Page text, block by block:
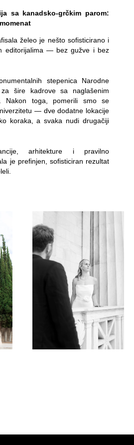
sa kanadsko-grčkim parom:
želeo je nešto sofisticirano i
editorijalima — bez gužve i bez
stepenica Narodne
za šire kadrove sa naglašenim
Nakon toga, pomerili smo se
— dve dodatne lokacije
koraka, a svaka nudi drugačiji
arhitekture i pravilno
je prefinjen, sofisticiran rezultat